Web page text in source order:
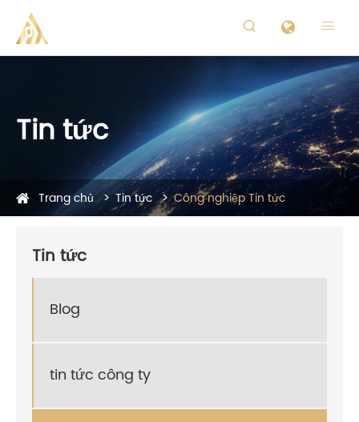
 
Tin tức
Trang chủ Tin tức Công nghiệp Tin tức
Tin tức
Blog
tin tức công ty